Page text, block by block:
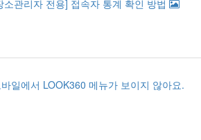
소관리자 전용] 접속자 통계 확인 방법
일에서 LOOK360 메뉴가 보이지 않아요.